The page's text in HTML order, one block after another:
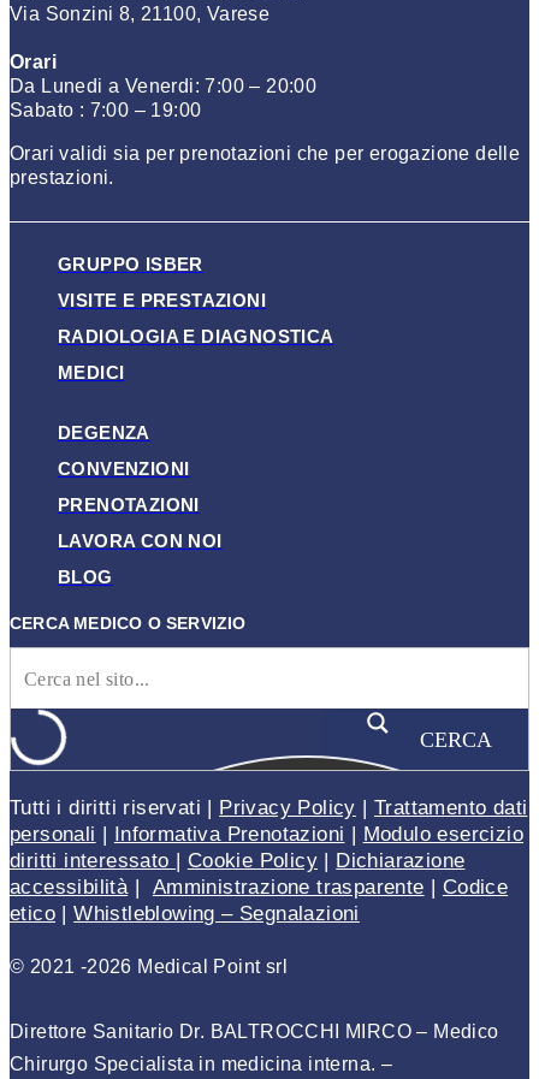
Via Sonzini 8, 21100, Varese
Orari
Da Lunedi a Venerdi: 7:00 – 20:00
Sabato : 7:00 – 19:00
Orari validi sia per prenotazioni che per erogazione delle
prestazioni.
GRUPPO ISBER
VISITE E PRESTAZIONI
RADIOLOGIA E DIAGNOSTICA
MEDICI
DEGENZA
CONVENZIONI
PRENOTAZIONI
LAVORA CON NOI
BLOG
CERCA MEDICO O SERVIZIO
CERCA
Tutti i diritti riservati | Privacy Policy |Trattamento dati
personali | Informativa Prenotazioni | Modulo esercizio
diritti interessato | Cookie Policy | Dichiarazione
accessibilità| Amministrazione trasparente | Codice
etico |Whistleblowing – Segnalazioni
© 2021 -2026 Medical Point srl
Direttore Sanitario Dr. BALTROCCHI MIRCO – Medico
Chirurgo Specialista in medicina interna. –